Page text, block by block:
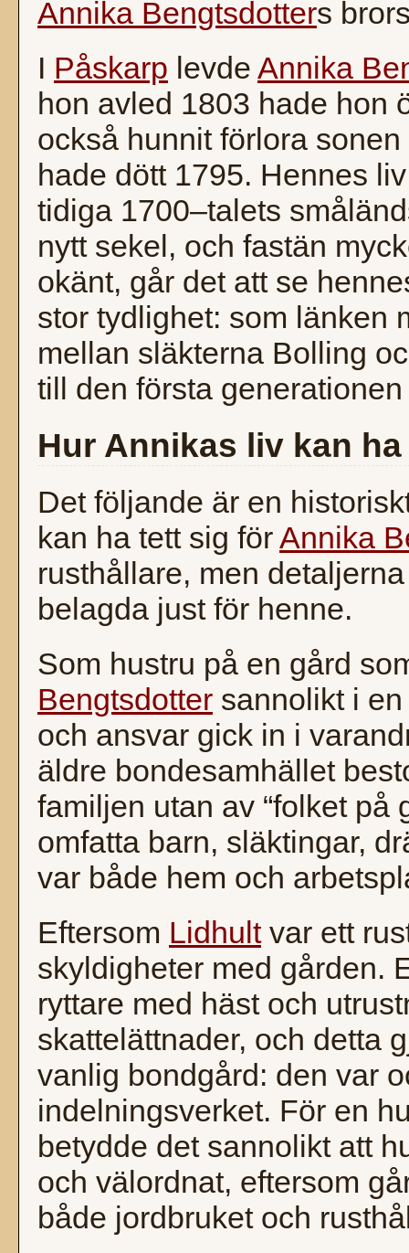
Annika Bengtsdotters
I Påskarp levde Annika
hon avled 1803 hade hon
också hunnit förlora sonen
hade dött 1795. Hennes
tidiga 1700–talets
nytt sekel, och fastän
okänt, går det att se
stor tydlighet: som länken
mellan släkterna Bolling
till den första
Hur Annikas liv kan
Det följande är en
kan ha tett sig förAnnika
rusthållare, men
belagda just för henne.
Som hustru på en gård
Bengtsdotter sannolikt i
och ansvar gick in i
äldre bondesamhället
familjen utan av “folket
omfatta barn, släktingar,
var både hem och
Eftersom Lidhultvar ett
skyldigheter med gården.
ryttare med häst och
skattelättnader, och detta
vanlig bondgård: den var
indelningsverket. För en
betydde det sannolikt att
och välordnat, eftersom
både jordbruket och